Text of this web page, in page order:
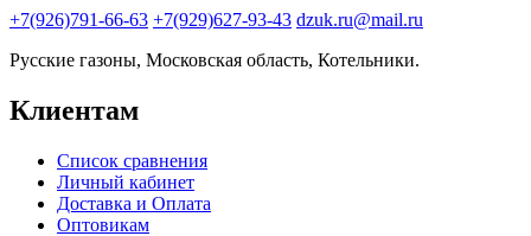
+7(926)791-66-63 +7(929)627-93-43 dzuk.ru@mail.ru
Русские газоны, Московская область, Котельники.
Клиентам
Список сравнения
Личный кабинет
Доставка и Оплата
Оптовикам